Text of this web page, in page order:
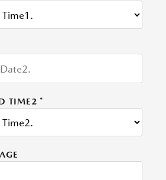
TIME2 *